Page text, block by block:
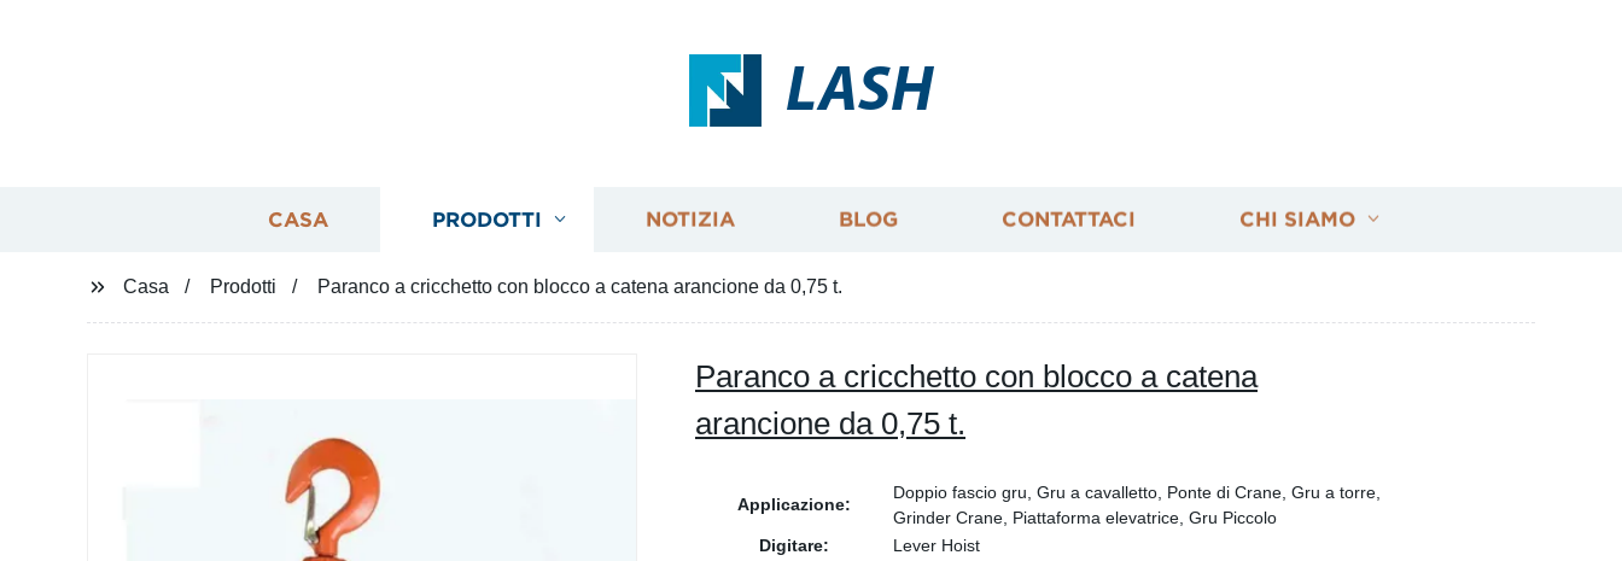
LASH
CASA PRODOTTI NOTIZIA BLOG CONTATTACI CHI SIAMO
Casa Prodotti Paranco a cricchetto con blocco a catena arancione da 0,75 t.
Paranco a cricchetto con blocco a catena
arancione da 0,75 t.
Applicazione:
Doppio fascio gru, Gru a cavalletto, Ponte di Crane, Gru a torre,
Grinder Crane, Piattaforma elevatrice, Gru Piccolo
Digitare:
Lever Hoist